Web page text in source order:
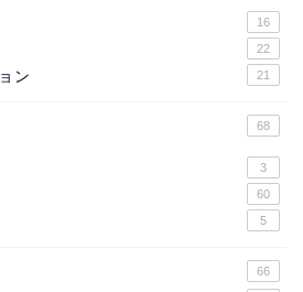
16
22
ン 21
68
3
60
5
66